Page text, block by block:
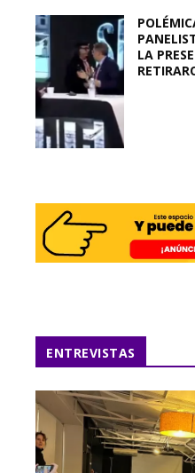
LA
ENTREVISTAS